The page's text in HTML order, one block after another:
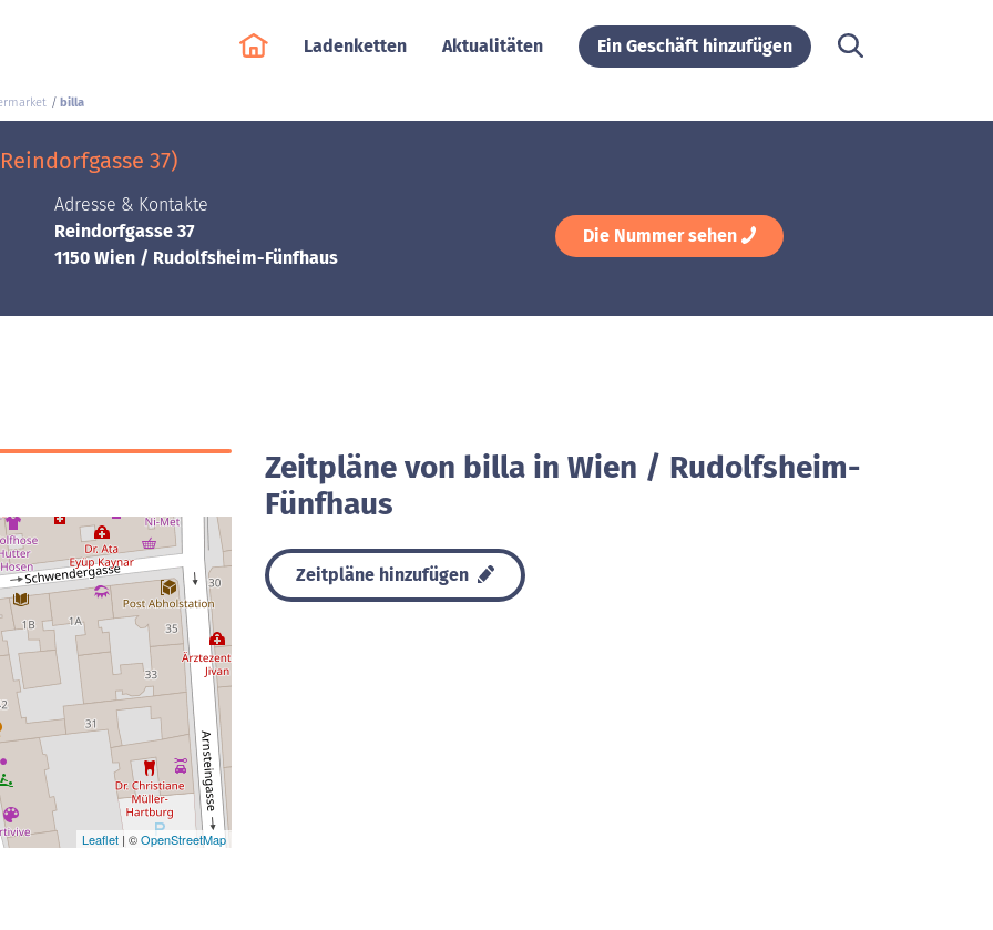
Ladenketten Aktualitäten Ein Geschäft hinzufügen
billa
37)
Adresse & Kontakte
Reindorfgasse 37
1150 Wien / Rudolfsheim-Fünfhaus
Die Nummer sehen
Leaflet | ©OpenStreetMap
Zeitpläne von billa in Wien / Rudolfsheim-
Fünfhaus
Zeitpläne hinzufügen